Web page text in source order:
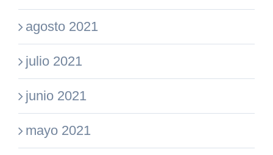
agosto 2021
julio 2021
junio 2021
mayo 2021